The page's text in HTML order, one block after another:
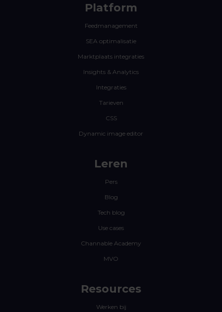
Platform
Feedmanagement
SEA optimalisatie
Marktplaats integraties
Insights & Analytics
Integraties
Tarieven
CSS
Dynamic image editor
Leren
Pers
Blog
Tech blog
Use cases
Channable Academy
MVO
Resources
Werken bij